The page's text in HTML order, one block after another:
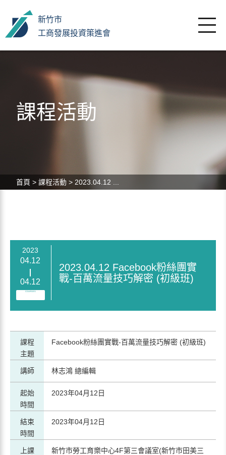
新竹市
工商發展投資策進會
課程活動
首頁 > 課程活動 > 2023.04.12 ...
2023
04.12
04.12
COURSES
2023.04.12 Facebook粉絲團實
戰-百萬流量技巧解密 (初級班)
課程
主題
Facebook粉絲團實戰-百萬流量技巧解密 (初級班)
講師 林志鴻 總編輯
起始
時間
2023年04月12日
結束
時間
2023年04月12日
上課
新竹市勞工育樂中心4F第三會議室(新竹市田美三